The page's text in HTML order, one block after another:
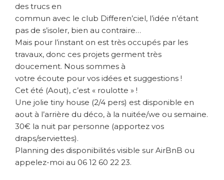
des trucs en
commun avec le club Differen’ciel, l’idée n’étant
pas de s’isoler, bien au contraire…
Mais pour l’instant on est très occupés par les
travaux, donc ces projets germent très
doucement. Nous sommes à
votre écoute pour vos idées et suggestions !
Cet été (Aout), c’est « roulotte » !
Une jolie tiny house (2/4 pers) est disponible en
aout à l’arrière du déco, à la nuitée/we ou semaine.
30€ la nuit par personne (apportez vos
draps/serviettes).
Planning des disponibilités visible sur AirBnB ou
appelez-moi au 06 12 60 22 23.